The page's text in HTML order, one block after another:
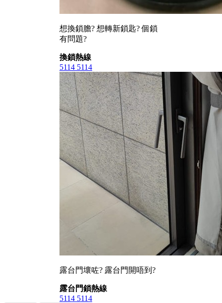
想換鎖膽? 想轉新鎖匙? 個鎖
有問題?
換鎖熱線
5114 5114
露台門壞咗? 露台門開唔到?
露台門鎖熱線
5114 5114